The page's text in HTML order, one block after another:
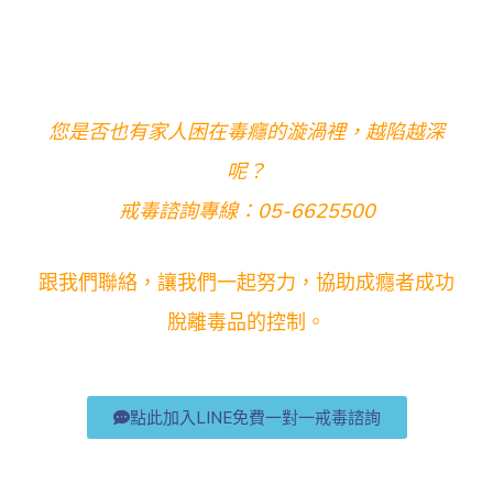
您是否也有家人困在毒癮的漩渦裡，越陷越深
呢？
戒毒諮詢專線：05-6625500
跟我們聯絡，讓我們一起努力，協助成癮者成功
脫離毒品的控制。
點此加入LINE免費一對一戒毒諮詢